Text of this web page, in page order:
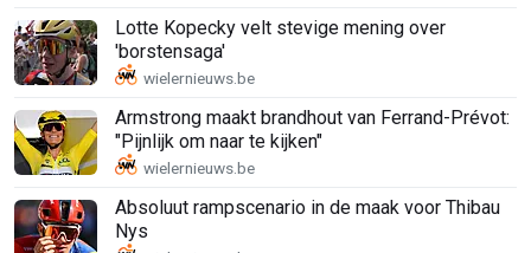
Lotte Kopecky velt stevige mening over
'borstensaga'
Armstrong maakt brandhout van Ferrand-Prévot:
"Pijnlijk om naar te kijken"
Absoluut rampscenario in de maak voor Thibau
Nys